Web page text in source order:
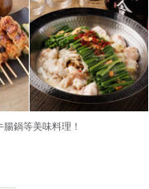
鍋等美味料理！